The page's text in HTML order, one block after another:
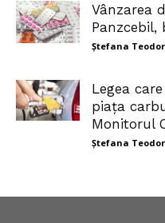
Vânzarea
Panzcebil,
Ștefana
Legea
piața
Monitorul
Ștefana